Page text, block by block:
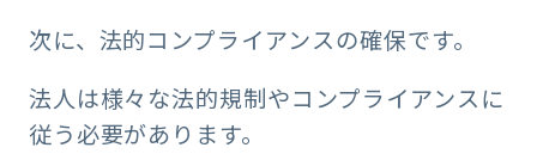
次に、法的コンプライアンスの確保です。
法人は様々な法的規制やコンプライアンスに
従う必要があります。